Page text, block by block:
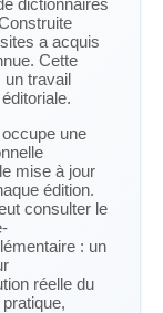
dictionnaires
a acquis
Cette
un travail
une
mise à jour
édition.
consulter le
: un
réelle du